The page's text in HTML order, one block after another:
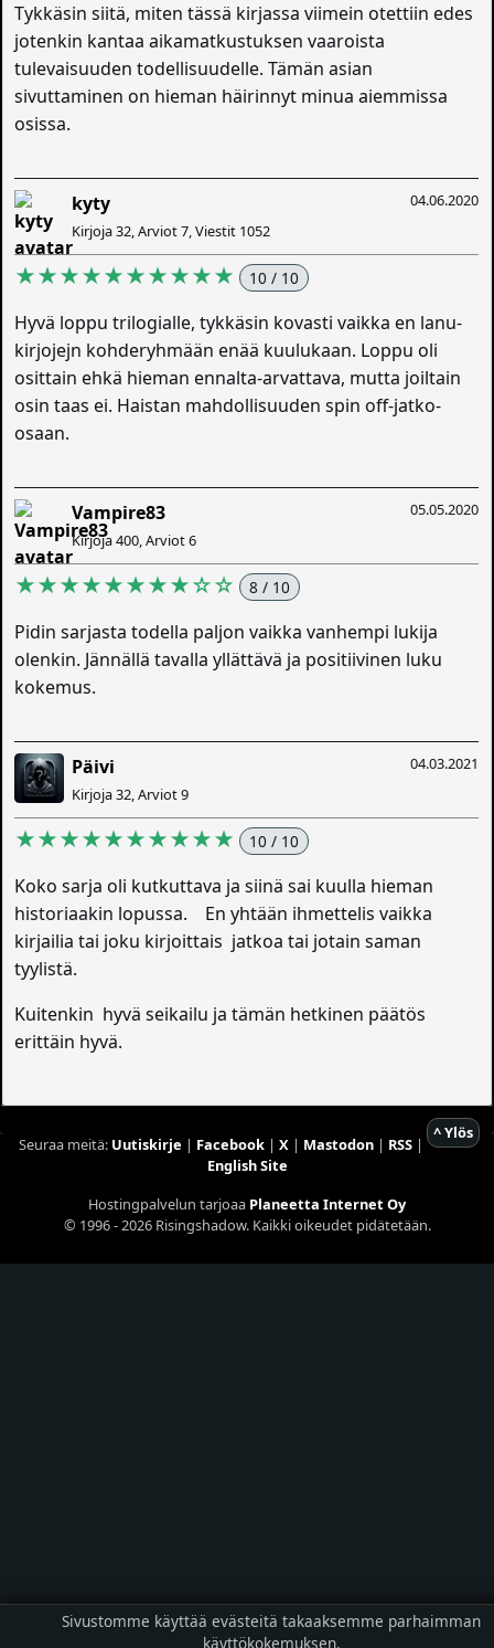
Tykkäsin siitä, miten tässä kirjassa viimein otettiin edes
jotenkin kantaa aikamatkustuksen vaaroista
tulevaisuuden todellisuudelle. Tämän asian
sivuttaminen on hieman häirinnyt minua aiemmissa
osissa.
04.06.2020
kyty
Kirjoja 32, Arviot 7, Viestit 1052
★★★★★★★★★★ 10 / 10
Hyvä loppu trilogialle, tykkäsin kovasti vaikka en lanu-
kirjojejn kohderyhmään enää kuulukaan. Loppu oli
osittain ehkä hieman ennalta-arvattava, mutta joiltain
osin taas ei. Haistan mahdollisuuden spin off-jatko-
osaan.
05.05.2020
Vampire83
Kirjoja 400, Arviot 6
★★★★★★★★☆☆ 8 / 10
Pidin sarjasta todella paljon vaikka vanhempi lukija
olenkin. Jännällä tavalla yllättävä ja positiivinen luku
kokemus.
04.03.2021
Päivi
Kirjoja 32, Arviot 9
★★★★★★★★★★ 10 / 10
Koko sarja oli kutkuttava ja siinä sai kuulla hieman
historiaakin lopussa. En yhtään ihmettelis vaikka
kirjailia tai joku kirjoittais jatkoa tai jotain saman
tyylistä.
Kuitenkin hyvä seikailu ja tämän hetkinen päätös
erittäin hyvä.
^ Ylös
Seuraa meitä: Uutiskirje | Facebook| X| Mastodon| RSS|
English Site
Hostingpalvelun tarjoaa Planeetta Internet Oy
© 1996 - 2026 Risingshadow. Kaikki oikeudet pidätetään.
Sivustomme käyttää evästeitä takaaksemme parhaimman
käyttökokemuksen.